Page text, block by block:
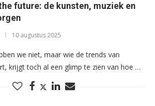
future: de kunsten, muziek en
10 augustus 2025
we niet, maar wie de trends van
krijgt toch al een glimp te zien van hoe …